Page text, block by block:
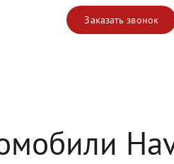
Заказать звонок